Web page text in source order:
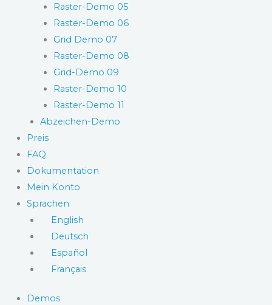
Raster-Demo 05
Raster-Demo 06
Grid Demo 07
Raster-Demo 08
Grid-Demo 09
Raster-Demo 10
Raster-Demo 11
Abzeichen-Demo
Preis
FAQ
Dokumentation
Mein Konto
Sprachen
English
Deutsch
Español
Français
Demos